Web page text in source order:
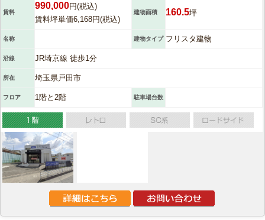
賃料
990,000円(税込)
賃料坪単価6,168円(税込)
建物面積 160.5坪
名称 建物タイプ フリスタ建物
沿線 JR埼京線 徒歩1分
所在 埼玉県戸田市
フロア 1階と2階 駐車場台数